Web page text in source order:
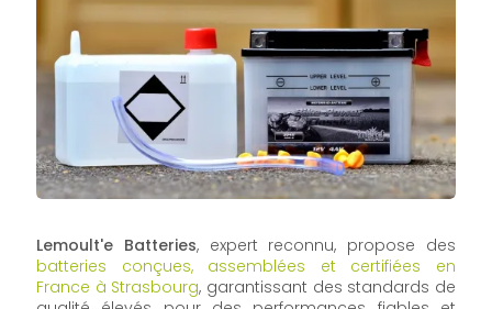
Lemoult'e Batteries, expert reconnu, propose des
batteries conçues, assemblées et certifiées en
France à Strasbourg, garantissant des standards de